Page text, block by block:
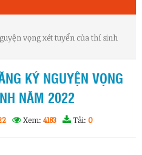
vọng xét tuyển của thí sinh
KÝ NGUYỆN VỌNG
NĂM 2022
Xem: 4183 Tải: 0